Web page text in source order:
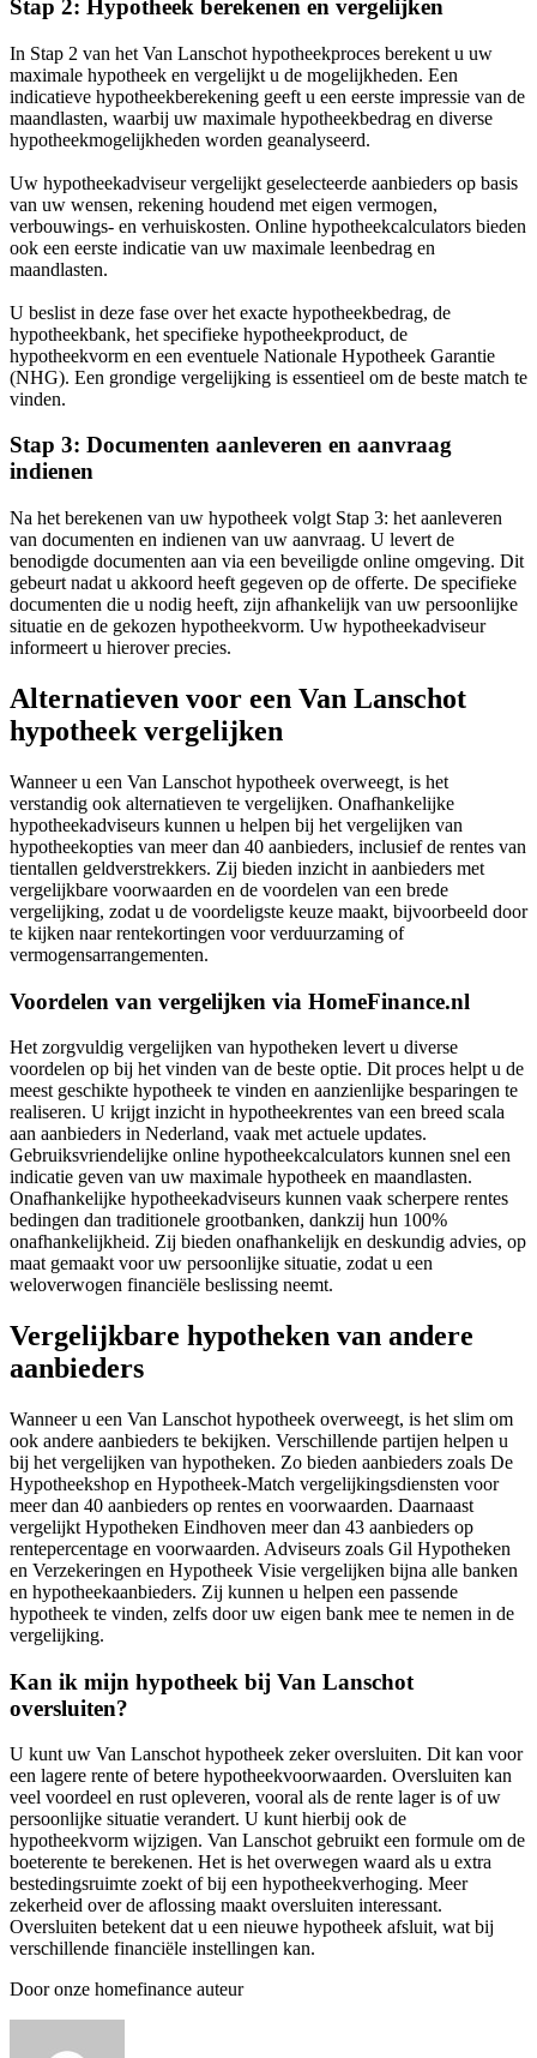
Stap 2: Hypotheek berekenen en vergelijken
In Stap 2 van het Van Lanschot hypotheekproces berekent u uw
maximale hypotheek en vergelijkt u de mogelijkheden. Een
indicatieve hypotheekberekening geeft u een eerste impressie van de
maandlasten, waarbij uw maximale hypotheekbedrag en diverse
hypotheekmogelijkheden worden geanalyseerd.
Uw hypotheekadviseur vergelijkt geselecteerde aanbieders op basis
van uw wensen, rekening houdend met eigen vermogen,
verbouwings- en verhuiskosten. Online hypotheekcalculators bieden
ook een eerste indicatie van uw maximale leenbedrag en
maandlasten.
U beslist in deze fase over het exacte hypotheekbedrag, de
hypotheekbank, het specifieke hypotheekproduct, de
hypotheekvorm en een eventuele Nationale Hypotheek Garantie
(NHG). Een grondige vergelijking is essentieel om de beste match te
vinden.
Stap 3: Documenten aanleveren en aanvraag
indienen
Na het berekenen van uw hypotheek volgt Stap 3: het aanleveren
van documenten en indienen van uw aanvraag. U levert de
benodigde documenten aan via een beveiligde online omgeving. Dit
gebeurt nadat u akkoord heeft gegeven op de offerte. De specifieke
documenten die u nodig heeft, zijn afhankelijk van uw persoonlijke
situatie en de gekozen hypotheekvorm. Uw hypotheekadviseur
informeert u hierover precies.
Alternatieven voor een Van Lanschot
hypotheek vergelijken
Wanneer u een Van Lanschot hypotheek overweegt, is het
verstandig ook alternatieven te vergelijken. Onafhankelijke
hypotheekadviseurs kunnen u helpen bij het vergelijken van
hypotheekopties van meer dan 40 aanbieders, inclusief de rentes van
tientallen geldverstrekkers. Zij bieden inzicht in aanbieders met
vergelijkbare voorwaarden en de voordelen van een brede
vergelijking, zodat u de voordeligste keuze maakt, bijvoorbeeld door
te kijken naar rentekortingen voor verduurzaming of
vermogensarrangementen.
Voordelen van vergelijken via HomeFinance.nl
Het zorgvuldig vergelijken van hypotheken levert u diverse
voordelen op bij het vinden van de beste optie. Dit proces helpt u de
meest geschikte hypotheek te vinden en aanzienlijke besparingen te
realiseren. U krijgt inzicht in hypotheekrentes van een breed scala
aan aanbieders in Nederland, vaak met actuele updates.
Gebruiksvriendelijke online hypotheekcalculators kunnen snel een
indicatie geven van uw maximale hypotheek en maandlasten.
Onafhankelijke hypotheekadviseurs kunnen vaak scherpere rentes
bedingen dan traditionele grootbanken, dankzij hun 100%
onafhankelijkheid. Zij bieden onafhankelijk en deskundig advies, op
maat gemaakt voor uw persoonlijke situatie, zodat u een
weloverwogen financiële beslissing neemt.
Vergelijkbare hypotheken van andere
aanbieders
Wanneer u een Van Lanschot hypotheek overweegt, is het slim om
ook andere aanbieders te bekijken. Verschillende partijen helpen u
bij het vergelijken van hypotheken. Zo bieden aanbieders zoals De
Hypotheekshop en Hypotheek-Match vergelijkingsdiensten voor
meer dan 40 aanbieders op rentes en voorwaarden. Daarnaast
vergelijkt Hypotheken Eindhoven meer dan 43 aanbieders op
rentepercentage en voorwaarden. Adviseurs zoals Gil Hypotheken
en Verzekeringen en Hypotheek Visie vergelijken bijna alle banken
en hypotheekaanbieders. Zij kunnen u helpen een passende
hypotheek te vinden, zelfs door uw eigen bank mee te nemen in de
vergelijking.
Kan ik mijn hypotheek bij Van Lanschot
oversluiten?
U kunt uw Van Lanschot hypotheek zeker oversluiten. Dit kan voor
een lagere rente of betere hypotheekvoorwaarden. Oversluiten kan
veel voordeel en rust opleveren, vooral als de rente lager is of uw
persoonlijke situatie verandert. U kunt hierbij ook de
hypotheekvorm wijzigen. Van Lanschot gebruikt een formule om de
boeterente te berekenen. Het is het overwegen waard als u extra
bestedingsruimte zoekt of bij een hypotheekverhoging. Meer
zekerheid over de aflossing maakt oversluiten interessant.
Oversluiten betekent dat u een nieuwe hypotheek afsluit, wat bij
verschillende financiële instellingen kan.
Door onze homefinance auteur